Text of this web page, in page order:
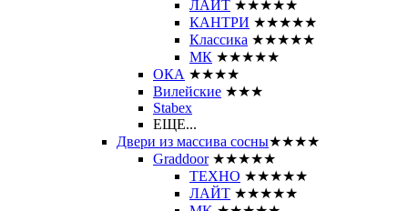
ЛАЙТ ★★★★★
КАНТРИ ★★★★★
Классика ★★★★★
МК ★★★★★
ОКА ★★★★
Вилейские ★★★
Stabex
ЕЩЕ...
Двери из массива сосны★★★★
Graddoor ★★★★★
ТЕХНО ★★★★★
ЛАЙТ ★★★★★